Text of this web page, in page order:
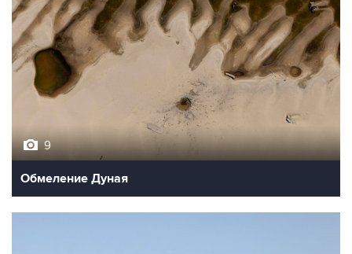
9
Обмеление Дуная